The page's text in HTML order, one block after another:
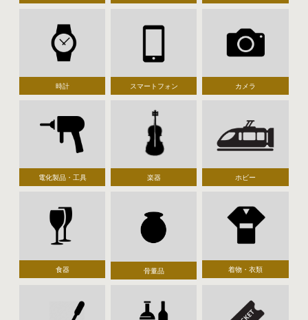
時計 スマートフォン カメラ
電化製品・工具 楽器 ホビー
食器 骨董品 着物・衣類